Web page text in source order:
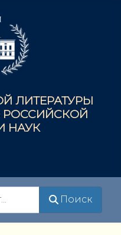
ЛИТЕРАТУРЫ
РОССИЙСКОЙ
НАУК
Поиск